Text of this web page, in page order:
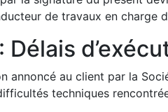
de travaux en charge
annoncé au client par la
techniques